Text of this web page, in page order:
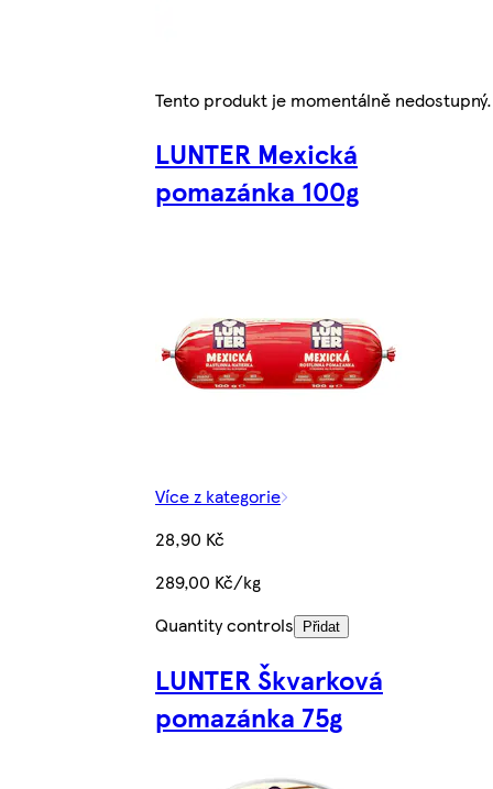
Tento produkt je momentálně nedostupný.
LUNTER Mexická
pomazánka 100g
Více z kategorie
28,90 Kč
289,00 Kč/kg
Quantity controls
Přidat
LUNTER Škvarková
pomazánka 75g